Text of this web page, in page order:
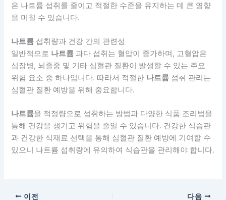
은 나트륨 섭취를 줄이고 적절한 수준을 유지하는 데 큰 영향
을 미칠 수 있습니다.
나트륨 섭취량과 건강 간의 관련성
일반적으로 나트륨 과다 섭취는 혈압이 증가하며, 고혈압은
심장병, 뇌졸중 및 기타 심혈관 질환이 발생할 수 있는 주요
위험 요소 중 하나입니다. 따라서 적절한 나트륨 섭취 관리는
심혈관 질환 예방을 위해 중요합니다.
나트륨을 적정량으로 섭취하는 방법과 다양한 식품 조리법을
통해 건강을 챙기고 위험을 줄일 수 있습니다. 건강한 식습관
과 건강한 식재료 선택을 통해 심혈관 질환 예방에 기여할 수
있으니 나트륨 섭취량에 유의하여 식습관을 관리해야 합니다.
이전 다음